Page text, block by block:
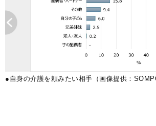
●自身の介護を頼みたい相手（画像提供：